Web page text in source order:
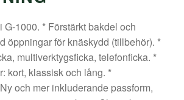
G-1000. * Förstärkt bakdel och
öppningar för knäskydd (tillbehör). *
multiverktygsficka, telefonficka. *
kort, klassisk och lång. *
och mer inkluderande passform,